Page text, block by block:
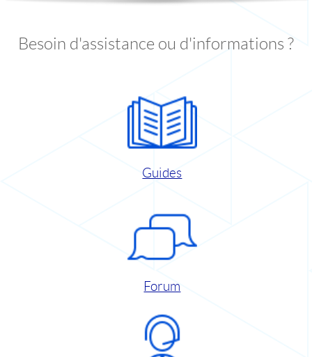
Besoin d'assistance ou d'informations ?
Guides
Forum